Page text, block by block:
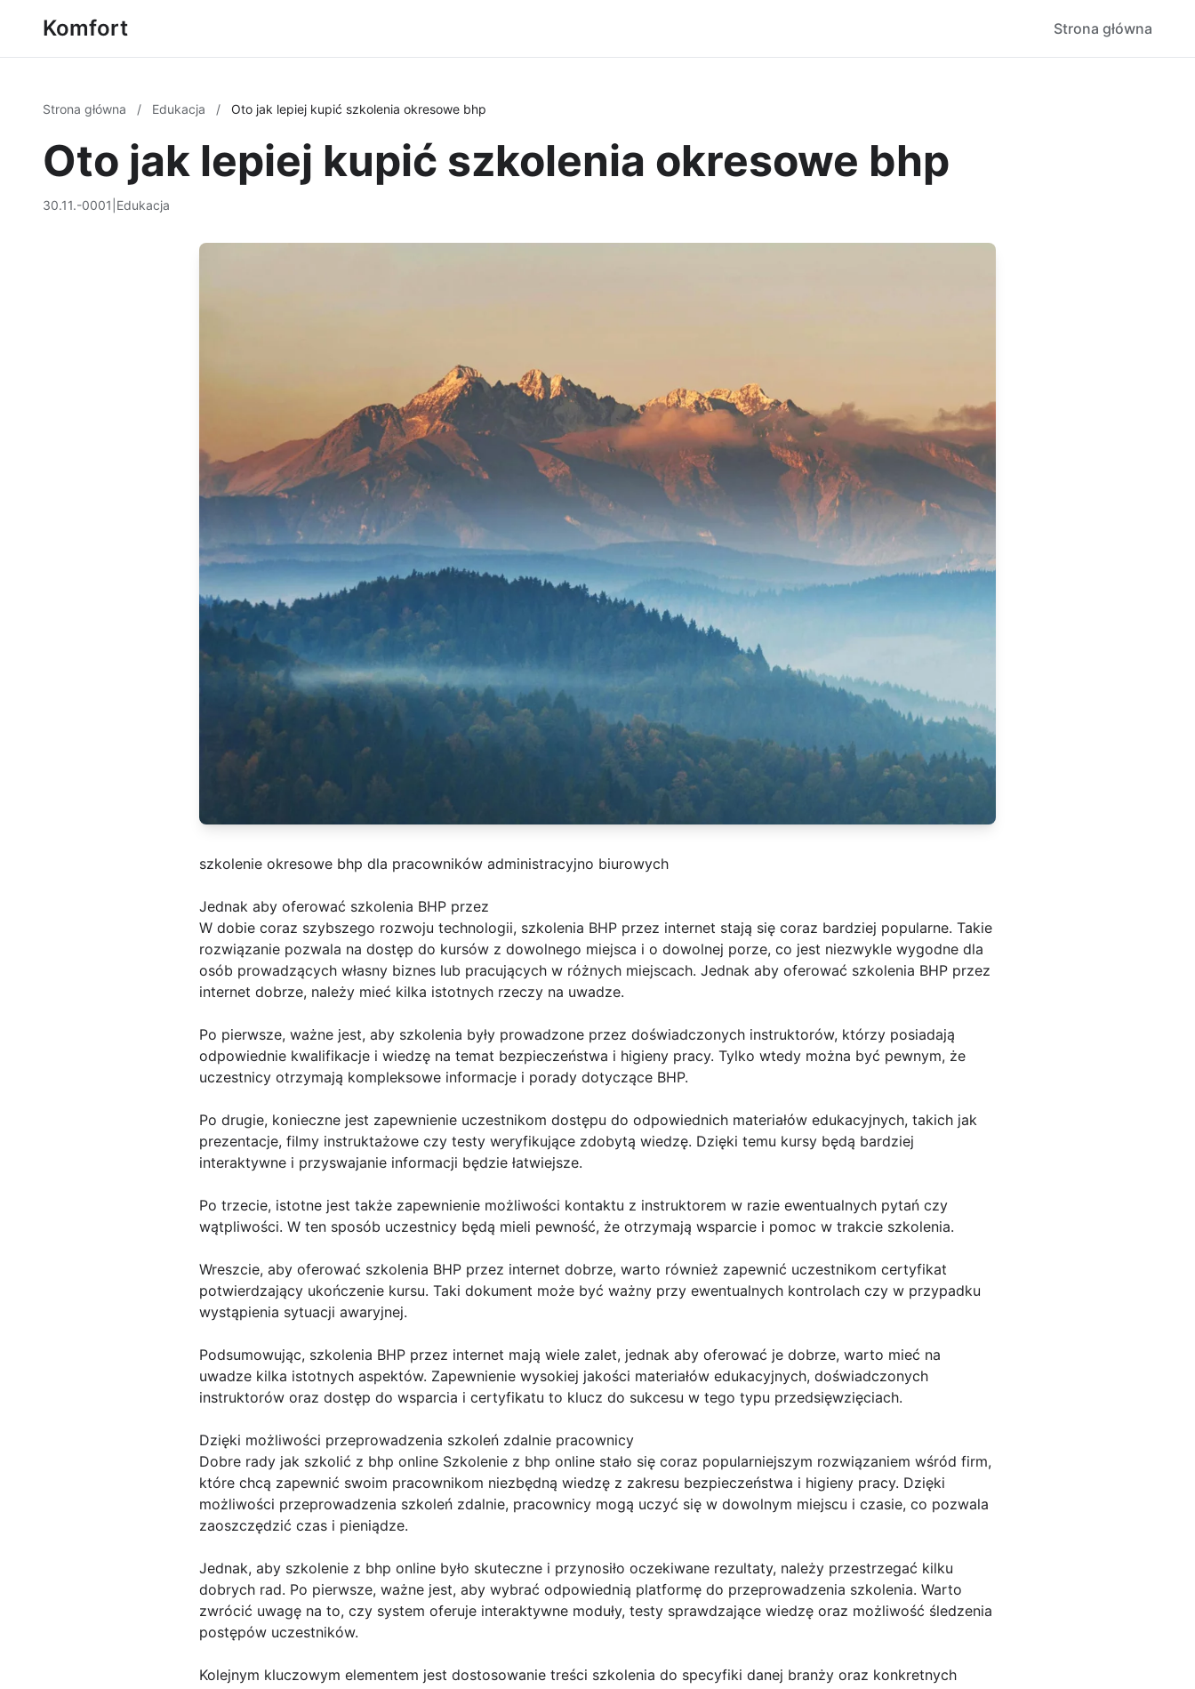
Komfort Strona główna
Strona główna / Edukacja / Oto jak lepiej kupić szkolenia okresowe bhp
Oto jak lepiej kupić szkolenia okresowe bhp
30.11.-0001 Edukacja
szkolenie okresowe bhp dla pracowników administracyjno biurowych
Jednak aby oferować szkolenia BHP przez
W dobie coraz szybszego rozwoju technologii, szkolenia BHP przez internet stają się coraz bardziej popularne. Takie
rozwiązanie pozwala na dostęp do kursów z dowolnego miejsca i o dowolnej porze, co jest niezwykle wygodne dla
osób prowadzących własny biznes lub pracujących w różnych miejscach. Jednak aby oferować szkolenia BHP przez
internet dobrze, należy mieć kilka istotnych rzeczy na uwadze.
Po pierwsze, ważne jest, aby szkolenia były prowadzone przez doświadczonych instruktorów, którzy posiadają
odpowiednie kwalifikacje i wiedzę na temat bezpieczeństwa i higieny pracy. Tylko wtedy można być pewnym, że
uczestnicy otrzymają kompleksowe informacje i porady dotyczące BHP.
Po drugie, konieczne jest zapewnienie uczestnikom dostępu do odpowiednich materiałów edukacyjnych, takich jak
prezentacje, filmy instruktażowe czy testy weryfikujące zdobytą wiedzę. Dzięki temu kursy będą bardziej
interaktywne i przyswajanie informacji będzie łatwiejsze.
Po trzecie, istotne jest także zapewnienie możliwości kontaktu z instruktorem w razie ewentualnych pytań czy
wątpliwości. W ten sposób uczestnicy będą mieli pewność, że otrzymają wsparcie i pomoc w trakcie szkolenia.
Wreszcie, aby oferować szkolenia BHP przez internet dobrze, warto również zapewnić uczestnikom certyfikat
potwierdzający ukończenie kursu. Taki dokument może być ważny przy ewentualnych kontrolach czy w przypadku
wystąpienia sytuacji awaryjnej.
Podsumowując, szkolenia BHP przez internet mają wiele zalet, jednak aby oferować je dobrze, warto mieć na
uwadze kilka istotnych aspektów. Zapewnienie wysokiej jakości materiałów edukacyjnych, doświadczonych
instruktorów oraz dostęp do wsparcia i certyfikatu to klucz do sukcesu w tego typu przedsięwzięciach.
Dzięki możliwości przeprowadzenia szkoleń zdalnie pracownicy
Dobre rady jak szkolić z bhp online Szkolenie z bhp online stało się coraz popularniejszym rozwiązaniem wśród firm,
które chcą zapewnić swoim pracownikom niezbędną wiedzę z zakresu bezpieczeństwa i higieny pracy. Dzięki
możliwości przeprowadzenia szkoleń zdalnie, pracownicy mogą uczyć się w dowolnym miejscu i czasie, co pozwala
zaoszczędzić czas i pieniądze.
Jednak, aby szkolenie z bhp online było skuteczne i przynosiło oczekiwane rezultaty, należy przestrzegać kilku
dobrych rad. Po pierwsze, ważne jest, aby wybrać odpowiednią platformę do przeprowadzenia szkolenia. Warto
zwrócić uwagę na to, czy system oferuje interaktywne moduły, testy sprawdzające wiedzę oraz możliwość śledzenia
postępów uczestników.
Kolejnym kluczowym elementem jest dostosowanie treści szkolenia do specyfiki danej branży oraz konkretnych